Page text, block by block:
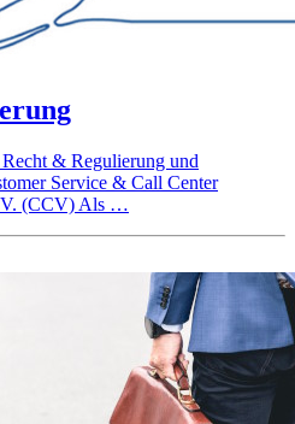
& Regulierung und
Service & Call Center
V. (CCV) Als …